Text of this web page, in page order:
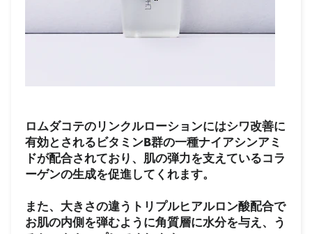
ロムダコテのリンクルローションにはシワ改善に
有効とされるビタミンB群の一種ナイアシンアミ
ドが配合されており、肌の弾力を支えているコラ
ーゲンの生成を促進してくれます。
また、大きさの違うトリプルヒアルロン酸配合で
お肌の内側を弾むように角質層に水分を与え、う